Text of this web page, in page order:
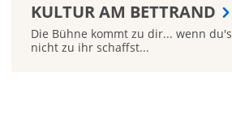
KULTUR AM BETTRAND
Die Bühne kommt zu dir... wenn du's
nicht zu ihr schaffst...